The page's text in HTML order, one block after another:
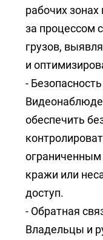
рабочих
за процессом
грузов,
и
-
обеспечить
кражи или
доступ.
- Обратная
Владельцы и